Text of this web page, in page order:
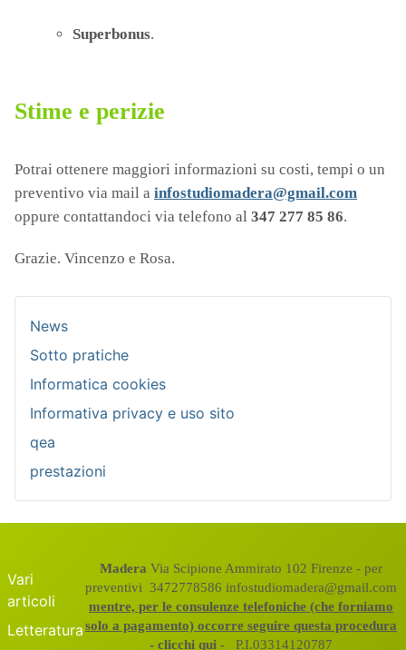
Superbonus.
Stime e perizie
Potrai ottenere maggiori informazioni su costi, tempi o un
preventivo via mail a infostudiomadera@gmail.com
oppure contattandoci via telefono al 347 277 85 86.
Grazie. Vincenzo e Rosa.
News
Sotto pratiche
Informatica cookies
Informativa privacy e uso sito
qea
prestazioni
Vari
articoli
Letteratura
Madera Via Scipione Ammirato 102 Firenze - per
preventivi 3472778586 infostudiomadera@gmail.com
mentre, per le consulenze telefoniche (che forniamo
solo a pagamento) occorre seguire questa procedura
- clicchi qui - P.I.03314120787